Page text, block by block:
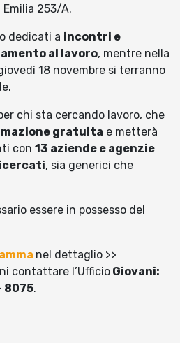
Emilia 253/A.
dedicati a incontri e
al lavoro, mentre nella
18 novembre si terranno
chi sta cercando lavoro, che
gratuita e metterà
con 13 aziende e agenzie
, sia generici che
essere in possesso del
nel dettaglio >>
contattare l’Ufficio Giovani:
8075.